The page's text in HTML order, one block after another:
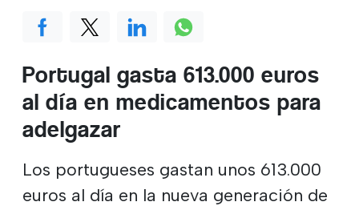
Portugal gasta 613.000 euros
al día en medicamentos para
adelgazar
Los portugueses gastan unos 613.000
euros al día en la nueva generación de